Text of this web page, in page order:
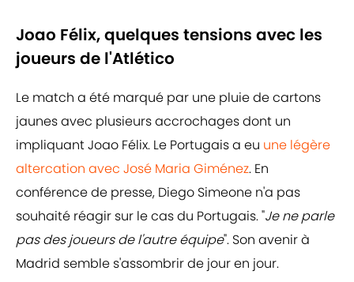
Joao Félix, quelques tensions avec les
joueurs de l'Atlético
Le match a été marqué par une pluie de cartons
jaunes avec plusieurs accrochages dont un
impliquant Joao Félix. Le Portugais a eu une légère
altercation avec José Maria Giménez. En
conférence de presse, Diego Simeone n'a pas
souhaité réagir sur le cas du Portugais. "Je ne parle
pas des joueurs de l'autre équipe". Son avenir à
Madrid semble s'assombrir de jour en jour.